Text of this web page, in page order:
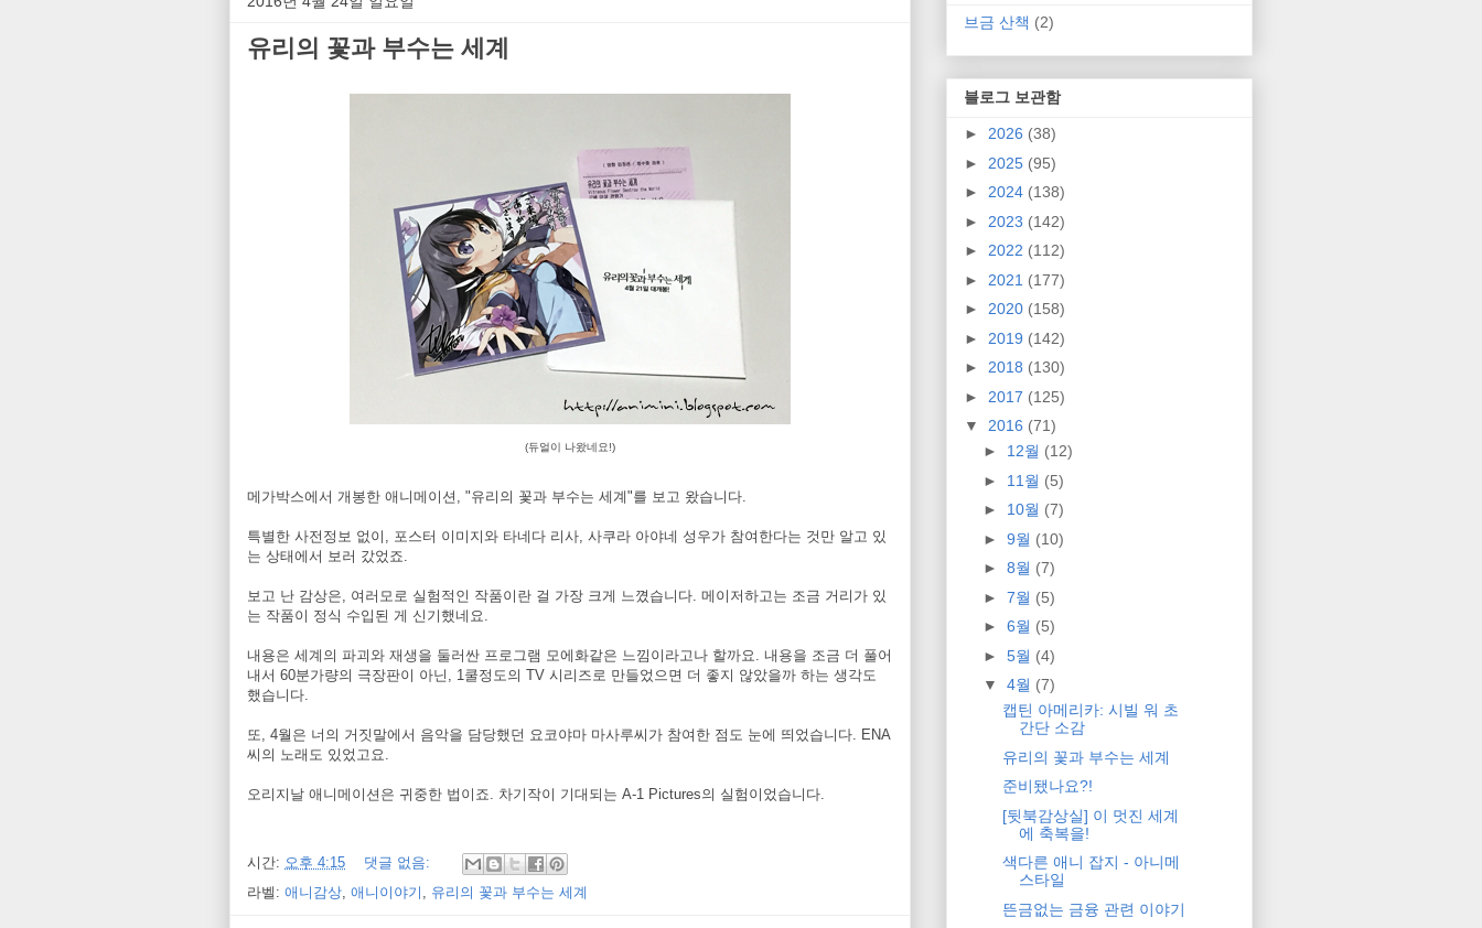
유리의 꽃과 부수는 세계
(듀얼이 나왔네요!)
메가박스에서 개봉한 애니메이션, "유리의 꽃과 부수는 세계"를 보고 왔습니다.
특별한 사전정보 없이, 포스터 이미지와 타네다 리사, 사쿠라 아야네 성우가 참여한다는 것만 알고 있
는 상태에서 보러 갔었죠.
보고 난 감상은, 여러모로 실험적인 작품이란 걸 가장 크게 느꼈습니다. 메이저하고는 조금 거리가 있
는 작품이 정식 수입된 게 신기했네요.
내용은 세계의 파괴와 재생을 둘러싼 프로그램 모에화같은 느낌이라고나 할까요. 내용을 조금 더 풀어
내서 60분가량의 극장판이 아닌, 1쿨정도의 TV 시리즈로 만들었으면 더 좋지 않았을까 하는 생각도
했습니다.
또, 4월은 너의 거짓말에서 음악을 담당했던 요코야마 마사루씨가 참여한 점도 눈에 띄었습니다. ENA
씨의 노래도 있었고요.
오리지날 애니메이션은 귀중한 법이죠. 차기작이 기대되는 A-1 Pictures의 실험이었습니다.
시간: 오후 4:15
댓글 없음:
라벨: 애니감상 애니이야기 유리의 꽃과 부수는 세계
브금 산책 (2)
블로그 보관함
► 2026 (38)
► 2025 (95)
► 2024 (138)
► 2023 (142)
► 2022 (112)
► 2021 (177)
► 2020 (158)
► 2019 (142)
► 2018 (130)
► 2017 (125)
▼ 2016 (71)
► 12월 (12)
► 11월 (5)
► 10월 (7)
► 9월 (10)
► 8월 (7)
► 7월 (5)
► 6월 (5)
► 5월 (4)
▼ 4월 (7)
캡틴 아메리카: 시빌 워 초
간단 소감
유리의 꽃과 부수는 세계
준비됐나요?!
[뒷북감상실] 이 멋진 세계
에 축복을!
색다른 애니 잡지 - 아니메
스타일
뜬금없는 금융 관련 이야기